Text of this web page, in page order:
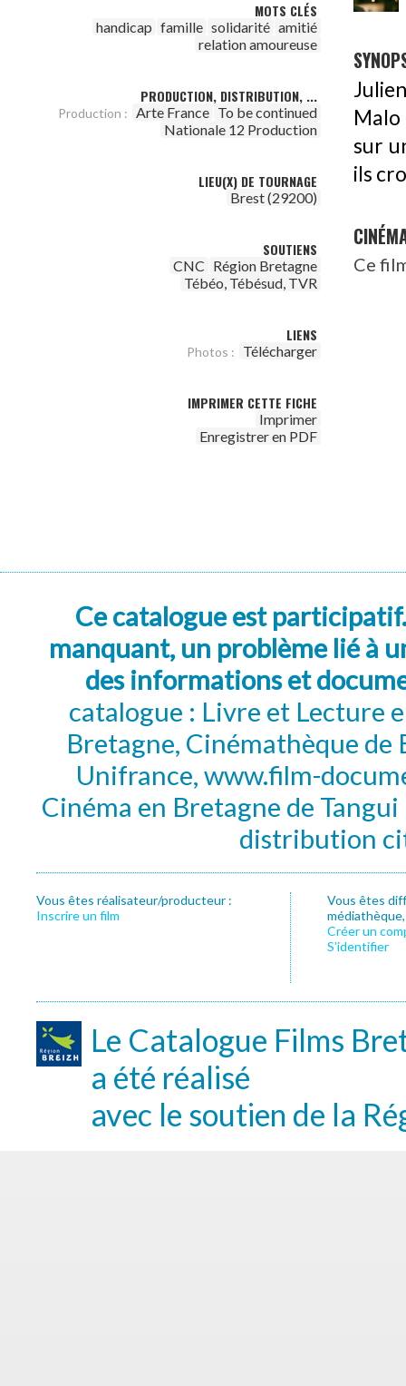
MOTS CLÉS
handicap famille solidarité amitié
relation amoureuse
PRODUCTION, DISTRIBUTION, ...
Production : Arte France To be continued
Nationale 12 Production
LIEU(X) DE TOURNAGE
Brest (29200)
SOUTIENS
CNC Région Bretagne
Tébéo, Tébésud, TVR
LIENS
Photos : Télécharger
IMPRIMER CETTE FICHE
Imprimer
Enregistrer en PDF
Malo
sur
ils
Ce
Ce catalogue est
manquant, un problème lié à
des informations et
catalogue : Livre et Lecture
Bretagne, Cinémathèque de
Unifrance, www.film-
Cinéma en Bretagne de
distribution
Vous êtes réalisateur/producteur :
Inscrire un film
Vous êtes
Créer un
S’identifier
Le Catalogue Films
a été réalisé
avec le soutien de la